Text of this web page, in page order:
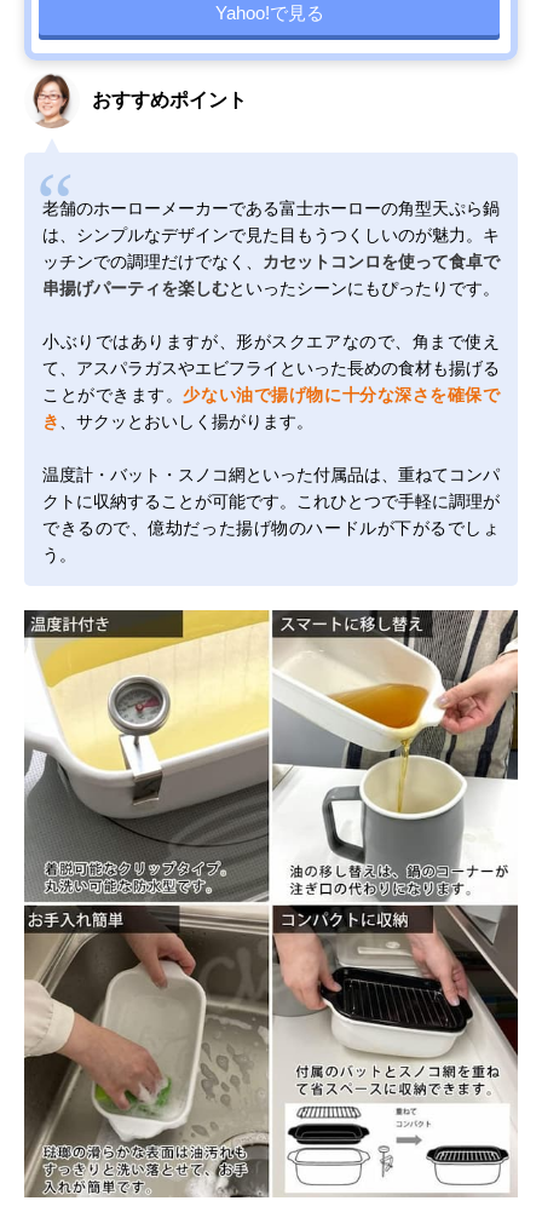
Yahoo!で見る
おすすめポイント
老舗のホーローメーカーである富士ホーローの角型天ぷら鍋
は、シンプルなデザインで見た目もうつくしいのが魅力。キ
ッチンでの調理だけでなく、 カセットコンロを使って食卓で
串揚げパーティを楽しむといったシーンにもぴったりです。
小ぶりではありますが、形がスクエアなので、角まで使え
て、アスパラガスやエビフライといった長めの食材も揚げる
ことができます。少ない油で揚げ物に十分な深さを確保で
き
、サクッとおいしく揚がります。
温度計・バット・スノコ網といった付属品は、重ねてコンパ
クトに収納することが可能です。これひとつで手軽に調理が
できるので、億劫だった揚げ物のハードルが下がるでしょ
う。